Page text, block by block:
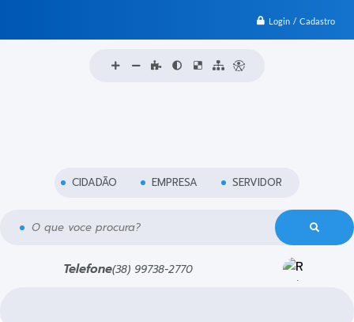
Login / Cadastro
O que voce procura?
CIDADÃO EMPRESA SERVIDOR
Telefone(38) 99738-2770